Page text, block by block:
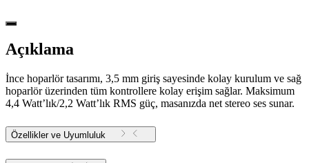
Açıklama
İnce hoparlör tasarımı, 3,5 mm giriş sayesinde kolay kurulum ve sağ
hoparlör üzerinden tüm kontrollere kolay erişim sağlar. Maksimum
4,4 Watt’lık/2,2 Watt’lık RMS güç, masanızda net stereo ses sunar.
Özellikler ve Uyumluluk